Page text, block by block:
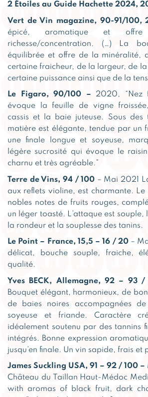
2 Étoiles au Guide Hachette 2024,
Vert de Vin magazine, 90-91/100,
épicé, aromatique et
richesse/concentration. (…) La
équilibrée et offre de la minéralité,
certaine fraicheur, de la largeur, de
certaine puissance ainsi que de la
Le Figaro, 90/100 – 2020, “Nez
évoque la feuille de vigne
cassis et la baie juteuse. Sous des
matière est élégante, tendue par un
une finale longue et soyeuse,
légère sucrosité qui évoque le
charnu et très agréable.”
Terre de Vins, 94 / 100 – Mai 2021
aux reflets violine, est charmante. Le
nobles notes de fruits rouges,
un léger toasté. L’attaque est
la rondeur et la souplesse des tanins.
Le Point – France, 15,5 – 16 / 20–
délicat, bouche souple, fraiche,
qualité.
Yves BECK, Allemagne, 92 – 93 /
Bouquet élégant, harmonieux, de
de baies noires accompagnées
soyeuse et friande. Caractère
idéalement soutenu par des tannins
intégrés. Bonne expression
jusqu’en finale. Un vin sapide, frais et
James Suckling USA, 91 – 92 / 100 –
Château du Taillan Haut-Médoc
with aromas of black fruit, dark